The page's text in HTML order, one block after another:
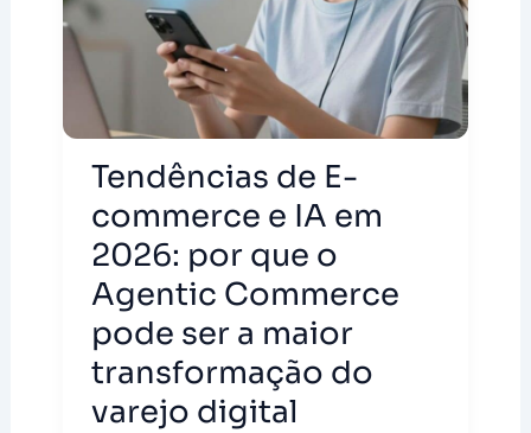
Tendências de E-
commerce e IA em
2026: por que o
Agentic Commerce
pode ser a maior
transformação do
varejo digital